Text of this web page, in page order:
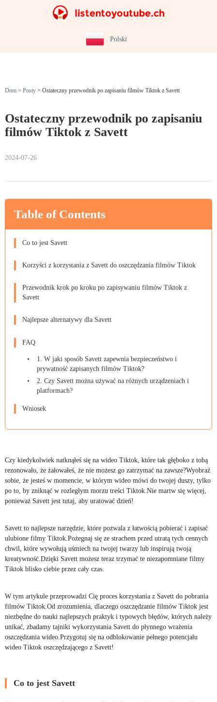
Polski
Dom > Posty > Ostateczny przewodnik po zapisaniu filmów Tiktok z Savett
Ostateczny przewodnik po zapisaniu
filmów Tiktok z Savett
2024-07-26
Table of Contents
Co to jest Savett
Korzyści z korzystania z Savett do oszczędzania filmów Tiktok
Przewodnik krok po kroku po zapisywaniu filmów Tiktok z
Savett
Najlepsze alternatywy dla Savett
FAQ
1. W jaki sposób Savett zapewnia bezpieczeństwo i
prywatność zapisanych filmów Tiktok?
2. Czy Savett można używać na różnych urządzeniach i
platformach?
Wniosek
Czy kiedykolwiek natknąłeś się na wideo Tiktok, które tak głęboko z tobą
rezonowało, że żałowałeś, że nie możesz go zatrzymać na zawsze?Wyobraź
sobie, że jesteś w momencie, w którym wideo mówi do twojej duszy, tylko
po to, by zniknąć w rozległym morzu treści Tiktok.Nie martw się więcej,
ponieważ Savett jest tutaj, aby uratować dzień!
Savett to najlepsze narzędzie, które pozwala z łatwością pobierać i zapisać
ulubione filmy Tiktok.Pożegnaj się ze strachem przed utratą tych cennych
chwil, które wywołują uśmiech na twojej twarzy lub inspirują twoją
kreatywność.Dzięki Savett możesz teraz trzymać te niezapomniane filmy
Tiktok blisko ciebie przez cały czas.
W tym artykule przeprowadzi Cię proces korzystania z Savett do pobrania
filmów Tiktok.Od zrozumienia, dlaczego oszczędzanie filmów Tiktok jest
niezbędne do nauki najlepszych praktyk i typowych błędów, których należy
unikać, zbadamy tajniki wykorzystania Savett do płynnego wrażenia
oszczędzania wideo.Przygotuj się na odblokowanie pełnego potencjału
wideo Tiktok oszczędzającego z Savett!
Co to jest Savett